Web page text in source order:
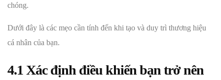
chóng.
Dưới đây là các mẹo cần tính đến khi tạo và duy trì thương hiệu
cá nhân của bạn.
4.1 Xác định điều khiến bạn trở nên